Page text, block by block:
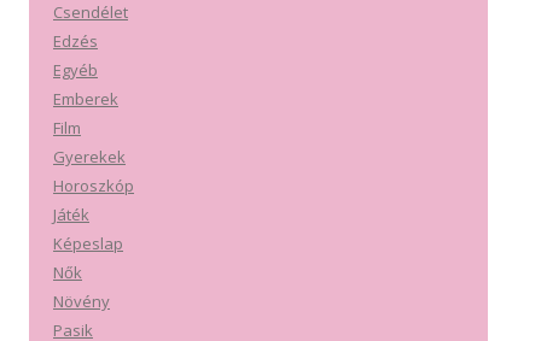
Csendélet
Edzés
Egyéb
Emberek
Film
Gyerekek
Horoszkóp
Játék
Képeslap
Nők
Növény
Pasik